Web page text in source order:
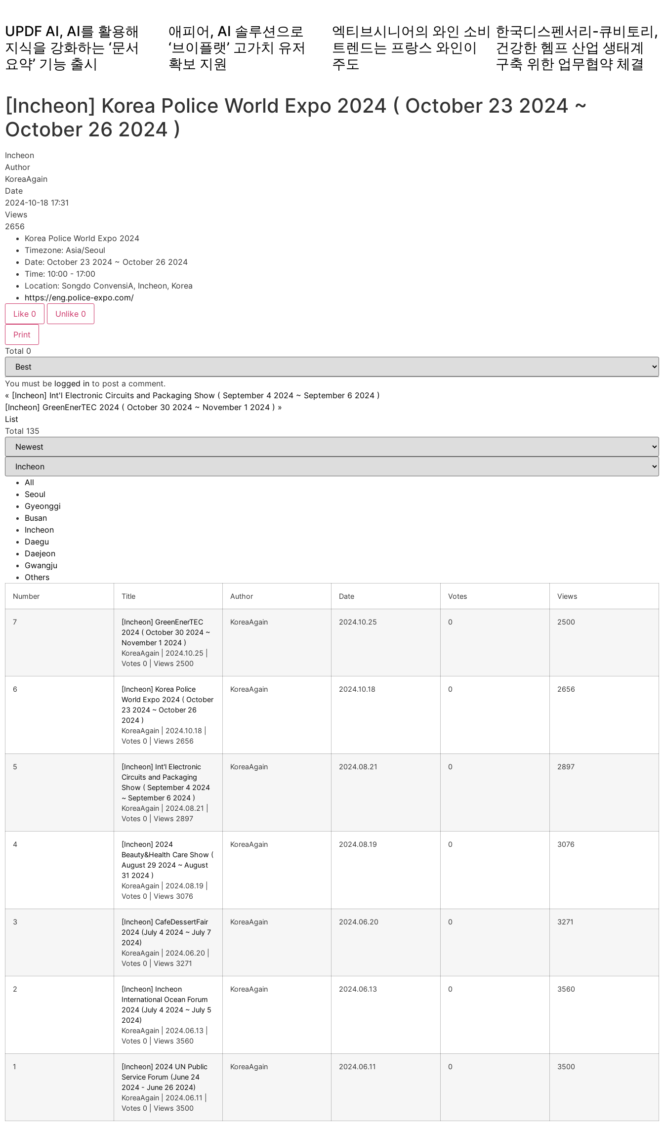
UPDF AI, AI를 활용해
지식을 강화하는 ‘문서
요약’ 기능 출시
애피어, AI 솔루션으로
‘브이플랫’ 고가치 유저
확보 지원
엑티브시니어의 와인 소비
트렌드는 프랑스 와인이
주도
한국디스펜서리-큐비토리,
건강한 헴프 산업 생태계
구축 위한 업무협약 체결
[Incheon] Korea Police World Expo 2024 ( October 23 2024 ~
October 26 2024 )
Incheon
Author
KoreaAgain
Date
2024-10-18 17:31
Views
2656
Korea Police World Expo 2024
Timezone: Asia/Seoul
Date: October 23 2024 ~ October 26 2024
Time: 10:00 - 17:00
Location: Songdo ConvensiA, Incheon, Korea
https://eng.police-expo.com/
Like 0 Unlike 0
Print
Total 0
You must be logged in to post a comment.
« [Incheon] Int'l Electronic Circuits and Packaging Show ( September 4 2024 ~ September 6 2024 )
[Incheon] GreenEnerTEC 2024 ( October 30 2024 ~ November 1 2024 ) »
List
Total 135
All
Seoul
Gyeonggi
Busan
Incheon
Daegu
Daejeon
Gwangju
Others
Number Title Author Date Votes Views
7
[Incheon] GreenEnerTEC
2024 ( October 30 2024 ~
November 1 2024 )
KoreaAgain
2024.10.25
Votes 0
Views 2500
KoreaAgain 2024.10.25 0 2500
6
[Incheon] Korea Police
World Expo 2024 ( October
23 2024 ~ October 26
2024 )
KoreaAgain
2024.10.18
Votes 0
Views 2656
KoreaAgain 2024.10.18 0 2656
5
[Incheon] Int'l Electronic
Circuits and Packaging
Show ( September 4 2024
~ September 6 2024 )
KoreaAgain
2024.08.21
Votes 0
Views 2897
KoreaAgain 2024.08.21 0 2897
4
[Incheon] 2024
Beauty&Health Care Show (
August 29 2024 ~ August
31 2024 )
KoreaAgain
2024.08.19
Votes 0
Views 3076
KoreaAgain 2024.08.19 0 3076
3
[Incheon] CafeDessertFair
2024 (July 4 2024 ~ July 7
2024)
KoreaAgain
2024.06.20
Votes 0
Views 3271
KoreaAgain 2024.06.20 0 3271
2
[Incheon] Incheon
International Ocean Forum
2024 (July 4 2024 ~ July 5
2024)
KoreaAgain
2024.06.13
Votes 0
Views 3560
KoreaAgain 2024.06.13 0 3560
1
[Incheon] 2024 UN Public
Service Forum (June 24
2024 - June 26 2024)
KoreaAgain
2024.06.11
Votes 0
Views 3500
KoreaAgain 2024.06.11 0 3500